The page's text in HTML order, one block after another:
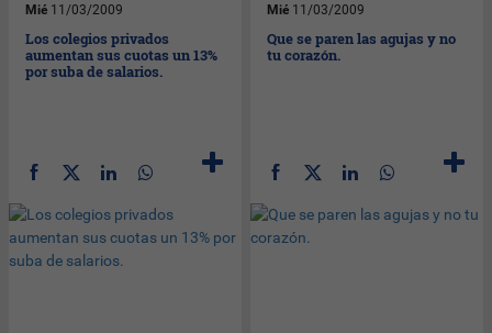
Mié 11/03/2009
Los colegios privados
aumentan sus cuotas un 13%
por suba de salarios.
Mié 11/03/2009
Que se paren las agujas y no
tu corazón.